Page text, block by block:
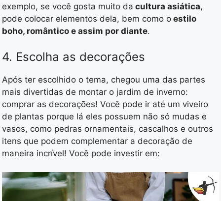
exemplo, se você gosta muito da cultura asiática,
pode colocar elementos dela, bem como o estilo
boho, romântico e assim por diante.
4. Escolha as decorações
Após ter escolhido o tema, chegou uma das partes
mais divertidas de montar o jardim de inverno:
comprar as decorações! Você pode ir até um viveiro
de plantas porque lá eles possuem não só mudas e
vasos, como pedras ornamentais, cascalhos e outros
itens que podem complementar a decoração de
maneira incrível! Você pode investir em: